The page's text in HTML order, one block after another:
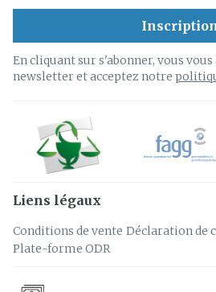
En cliquant sur s'abonner, vous
newsletter et acceptez notre
Liens légaux
Conditions de vente Déclaration de
Plate-forme ODR